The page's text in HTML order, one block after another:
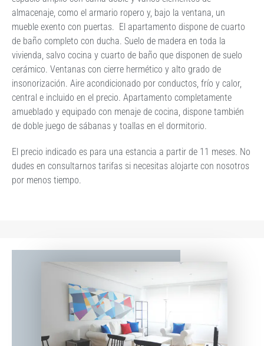
almacenaje, como el armario ropero y, bajo la ventana, un
mueble exento con puertas. El apartamento dispone de cuarto
de baño completo con ducha. Suelo de madera en toda la
vivienda, salvo cocina y cuarto de baño que disponen de suelo
cerámico. Ventanas con cierre hermético y alto grado de
insonorización. Aire acondicionado por conductos, frío y calor,
central e incluido en el precio. Apartamento completamente
amueblado y equipado con menaje de cocina, dispone también
de doble juego de sábanas y toallas en el dormitorio.
El precio indicado es para una estancia a partir de 11 meses. No
dudes en consultarnos tarifas si necesitas alojarte con nosotros
por menos tiempo.